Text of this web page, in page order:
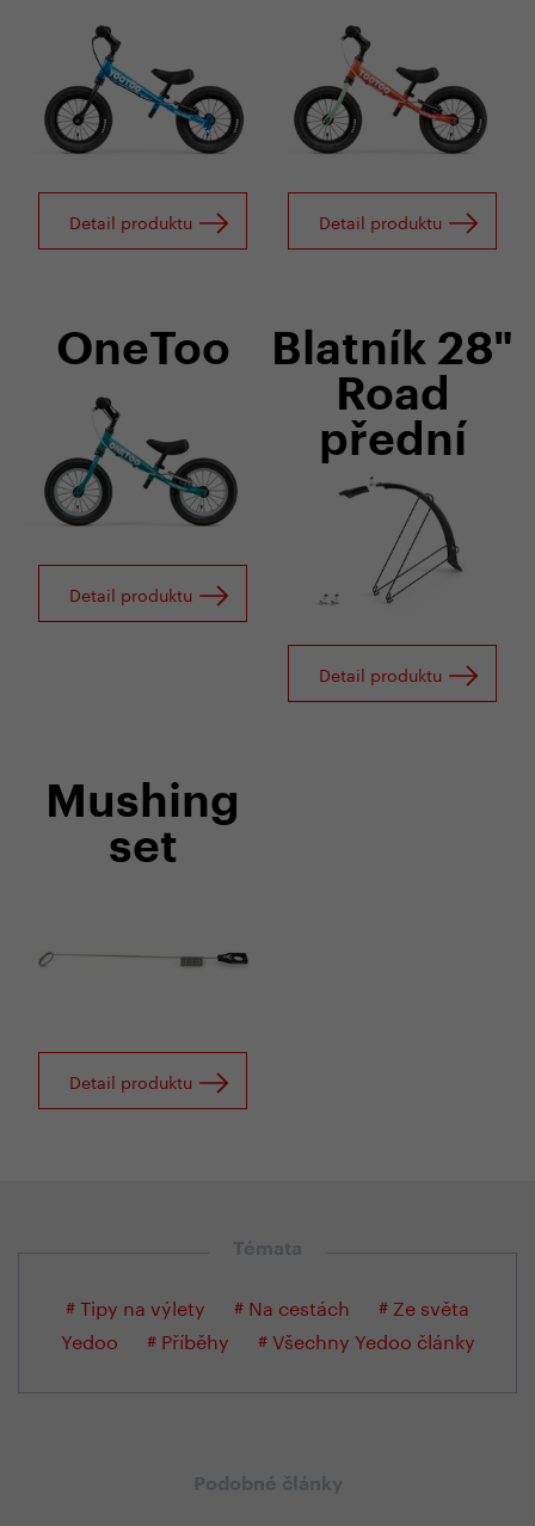
Detail produktu Detail produktu
OneToo
Detail produktu
Blatník 28"
Road
přední
Detail produktu
Mushing
set
Detail produktu
Témata
# Tipy na výlety # Na cestách
# Ze světa
Yedoo
# Příběhy # Všechny Yedoo články
Podobné články